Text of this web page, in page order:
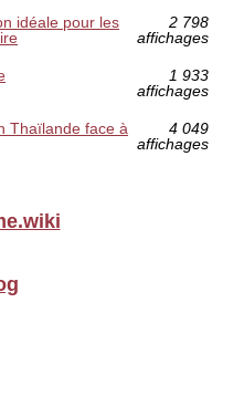
idéale pour les
2 798
affichages
1 933
affichages
Thaïlande face à
4 049
affichages